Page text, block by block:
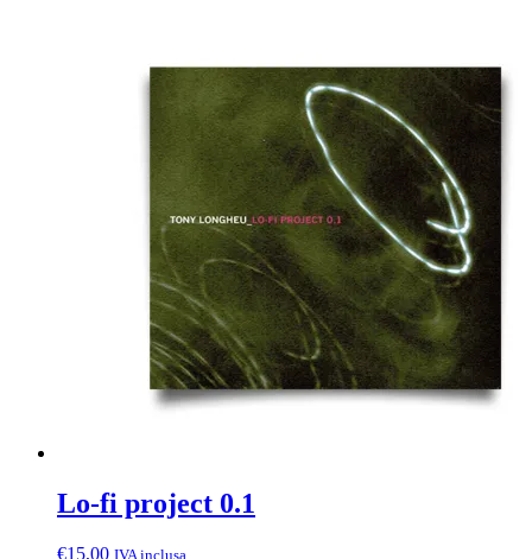
Lo-fi project 0.1
€15,00 IVA inclusa